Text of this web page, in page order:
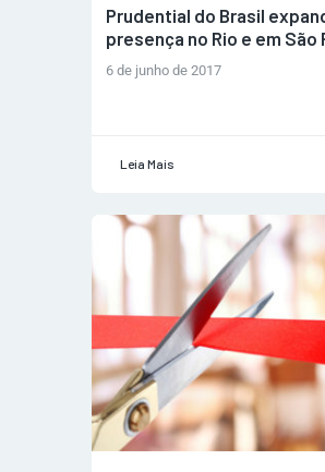
Prudential do Brasil
presença no Rio e em São
6 de junho de 2017
Leia Mais